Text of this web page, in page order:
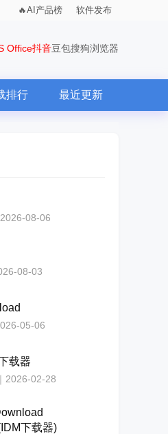
AI产品榜 软件发布
Office抖音豆包搜狗浏览器
排行 最近更新
08-06
08-03
05-06
载器
2026-02-28
下载器)